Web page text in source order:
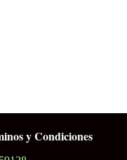
y Condiciones